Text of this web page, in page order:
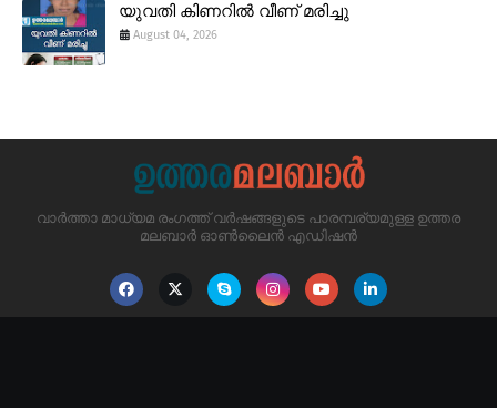
യുവതി കിണറിൽ വീണ് മരിച്ചു
August 04, 2026
വാർത്താ മാധ്യമ രംഗത്ത് വർഷങ്ങളുടെ പാരമ്പര്യമുള്ള ഉത്തര
മലബാർ ഓൺലൈൻ എഡിഷൻ